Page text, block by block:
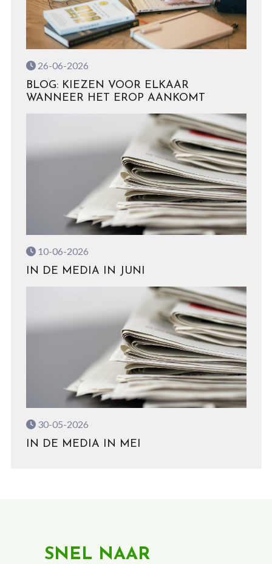
26-06-2026
BLOG: KIEZEN VOOR ELKAAR
WANNEER HET EROP AANKOMT
10-06-2026
IN DE MEDIA IN JUNI
30-05-2026
IN DE MEDIA IN MEI
SNEL NAAR